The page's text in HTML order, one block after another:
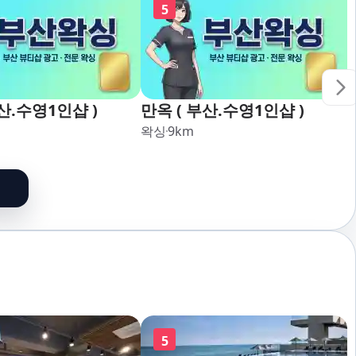
.수영1인샵 )
5
만옥 ( 부산.수영1인샵 )
왁싱9km
5